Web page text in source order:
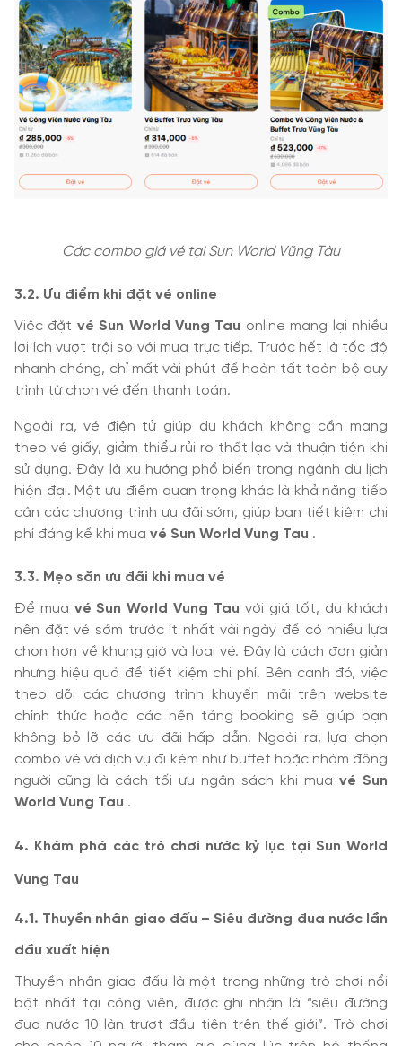
Các combo giá vé tại Sun World Vũng Tàu
3.2. Ưu điểm khi đặt vé online
Việc đặt vé Sun World Vung Tau online mang lại nhiều
lợi ích vượt trội so với mua trực tiếp. Trước hết là tốc độ
nhanh chóng, chỉ mất vài phút để hoàn tất toàn bộ quy
trình từ chọn vé đến thanh toán.
Ngoài ra, vé điện tử giúp du khách không cần mang
theo vé giấy, giảm thiểu rủi ro thất lạc và thuận tiện khi
sử dụng. Đây là xu hướng phổ biến trong ngành du lịch
hiện đại. Một ưu điểm quan trọng khác là khả năng tiếp
cận các chương trình ưu đãi sớm, giúp bạn tiết kiệm chi
phí đáng kể khi mua vé Sun World Vung Tau .
3.3. Mẹo săn ưu đãi khi mua vé
Để mua vé Sun World Vung Tau với giá tốt, du khách
nên đặt vé sớm trước ít nhất vài ngày để có nhiều lựa
chọn hơn về khung giờ và loại vé. Đây là cách đơn giản
nhưng hiệu quả để tiết kiệm chi phí. Bên cạnh đó, việc
theo dõi các chương trình khuyến mãi trên website
chính thức hoặc các nền tảng booking sẽ giúp bạn
không bỏ lỡ các ưu đãi hấp dẫn. Ngoài ra, lựa chọn
combo vé và dịch vụ đi kèm như buffet hoặc nhóm đông
người cũng là cách tối ưu ngân sách khi mua vé Sun
World Vung Tau .
4. Khám phá các trò chơi nước kỷ lục tại Sun World
Vung Tau
4.1. Thuyền nhân giao đấu – Siêu đường đua nước lần
đầu xuất hiện
Thuyền nhân giao đấu là một trong những trò chơi nổi
bật nhất tại công viên, được ghi nhận là “siêu đường
đua nước 10 làn trượt đầu tiên trên thế giới”. Trò chơi